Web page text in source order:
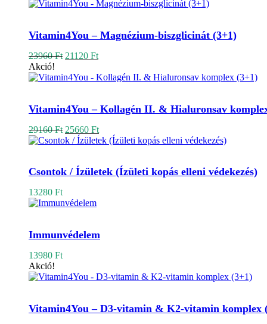
Vitamin4You – Magnézium-biszglicinát (3+1)
23960Ft Original
was:
21120 FtCurrent
is:
Akció!
Vitamin4You – Kollagén II. & Hialuronsav
29160Ft Original
price
25660 FtCurrent
price
Csontok / Ízületek (Ízületi kopás elleni védekezés)
13280 Ft
Immunvédelem
13980 Ft
Akció!
Vitamin4You – D3-vitamin & K2-vitamin komplex